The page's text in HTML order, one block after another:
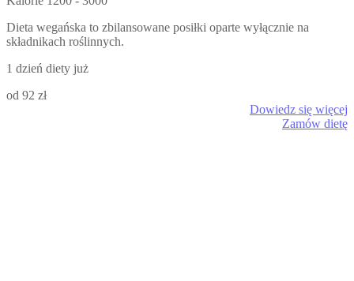
Dieta wegańska to zbilansowane posiłki oparte wyłącznie na
składnikach roślinnych.
1 dzień diety już
od 92 zł
Dowiedz się więcej
Zamów dietę